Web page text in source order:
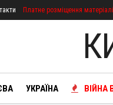
Платне розміщення
УКРАЇНА ВІЙНА